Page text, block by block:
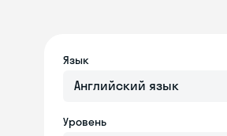
Язык
Английский язык
Уровень